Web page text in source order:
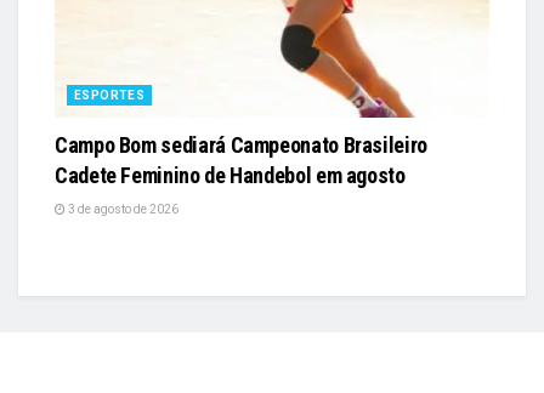
ESPORTES
Campo Bom sediará Campeonato Brasileiro
Cadete Feminino de Handebol em agosto
3 de agosto de 2026